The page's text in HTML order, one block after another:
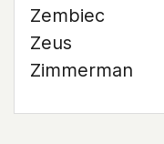
Zembiec
Zeus
Zimmerman